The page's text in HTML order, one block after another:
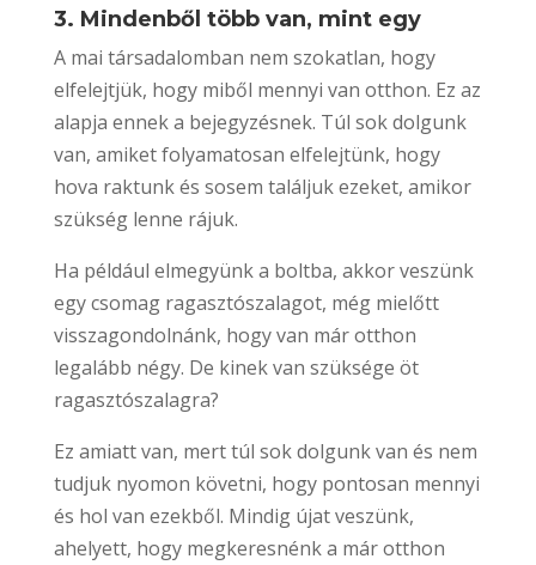
3. Mindenből több van, mint egy
A mai társadalomban nem szokatlan, hogy
elfelejtjük, hogy miből mennyi van otthon. Ez az
alapja ennek a bejegyzésnek. Túl sok dolgunk
van, amiket folyamatosan elfelejtünk, hogy
hova raktunk és sosem találjuk ezeket, amikor
szükség lenne rájuk.
Ha például elmegyünk a boltba, akkor veszünk
egy csomag ragasztószalagot, még mielőtt
visszagondolnánk, hogy van már otthon
legalább négy. De kinek van szüksége öt
ragasztószalagra?
Ez amiatt van, mert túl sok dolgunk van és nem
tudjuk nyomon követni, hogy pontosan mennyi
és hol van ezekből. Mindig újat veszünk,
ahelyett, hogy megkeresnénk a már otthon